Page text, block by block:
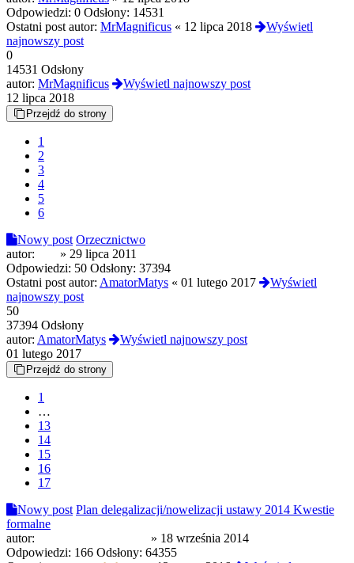
Odpowiedzi: 0 Odsłony: 14531
Ostatni post autor: MrMagnificus « 12 lipca 2018
Wyświetl
najnowszy post
0
14531 Odsłony
autor: MrMagnificus
Wyświetl najnowszy post
12 lipca 2018
Przejdź do strony
1
2
3
4
5
6
Nowy post Orzecznictwo
autor:
» 29 lipca 2011
Odpowiedzi: 50 Odsłony: 37394
Ostatni post autor: AmatorMatys « 01 lutego 2017
Wyświetl
najnowszy post
50
37394 Odsłony
autor: AmatorMatys
Wyświetl najnowszy post
01 lutego 2017
Przejdź do strony
1
…
13
14
15
16
17
Nowy post Plan delegalizacji/nowelizacji ustawy 2014 Kwestie
formalne
autor:
» 18 września 2014
Odpowiedzi: 166 Odsłony: 64355